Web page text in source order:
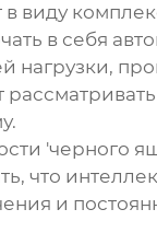
виду
в себя
'черного
что
и